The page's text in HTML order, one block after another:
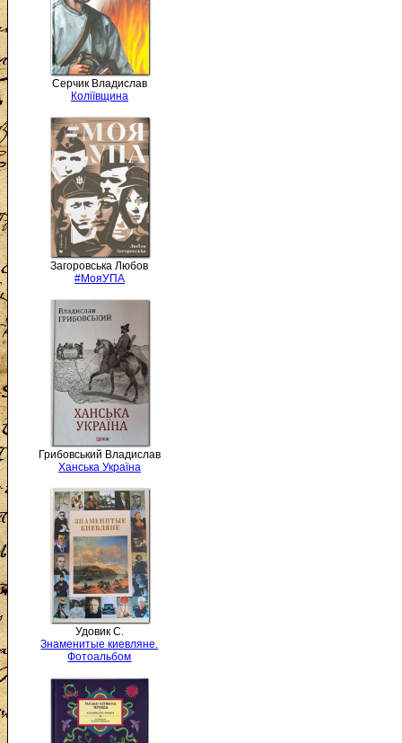
Серчик Владислав
Коліївщина
Загоровська Любов
#МояУПА
Грибовський Владислав
Ханська Україна
Удовик С.
Знаменитые киевляне.
Фотоальбом